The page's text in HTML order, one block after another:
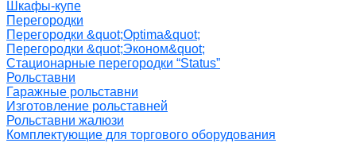
Шкафы-купе
Перегородки
Перегородки &quot;Optima&quot;
Перегородки &quot;Эконом&quot;
Стационарные перегородки “Status”
Рольставни
Гаражные рольставни
Изготовление рольставней
Рольставни жалюзи
Комплектующие для торгового оборудования